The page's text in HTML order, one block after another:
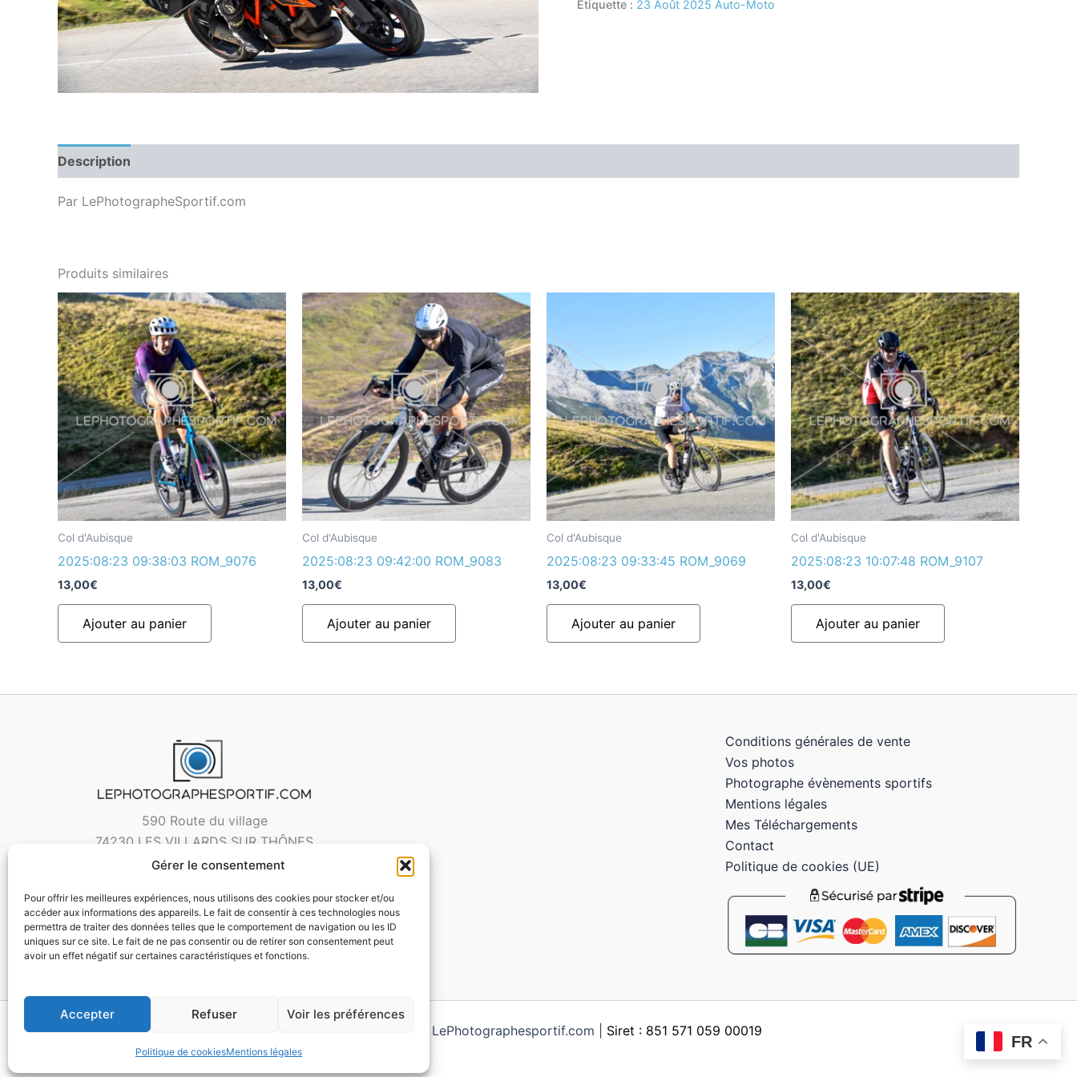
Gérer le consentement
Pour offrir les meilleures expériences, nous utilisons des cookies pour stocker et/ou
accéder aux informations des appareils. Le fait de consentir à ces technologies nous
permettra de traiter des données telles que le comportement de navigation ou les ID
uniques sur ce site. Le fait de ne pas consentir ou de retirer son consentement peut
avoir un effet négatif sur certaines caractéristiques et fonctions.
Accepter Refuser Voir les préférences
Politique de cookiesMentions légales
Étiquette : 23 Août 2025 Auto-Moto
Description
Par LePhotographeSportif.com
Produits similaires
Col d'Aubisque
2025:08:23 09:38:03 ROM_9076
13,00€
Ajouter au panier
Col d'Aubisque
2025:08:23 09:42:00 ROM_9083
13,00€
Ajouter au panier
Col d'Aubisque
2025:08:23 09:33:45 ROM_9069
13,00€
Ajouter au panier
Col d'Aubisque
2025:08:23 10:07:48 ROM_9107
13,00€
Ajouter au panier
590 Route du village
74230 LES VILLARDS SUR THÔNES
Conditions générales de vente
Vos photos
Photographe évènements sportifs
Mentions légales
Mes Téléchargements
Contact
Politique de cookies (UE)
Copyright © 2026 LePhotographesportif.com | Siret : 851 571 059 00019
FR